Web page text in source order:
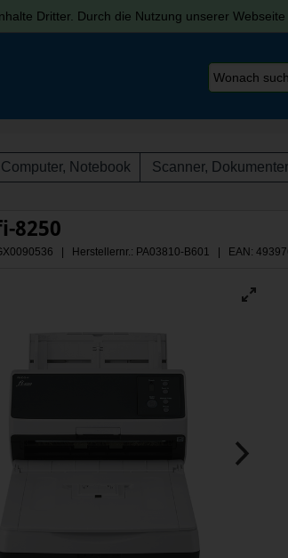
Dritter. Durch die Nutzung unserer
Computer, Notebook Scanner,
8250
| Herstellernr.: PA03810-B601 | EAN: